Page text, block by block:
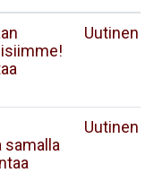
Uutinen
samalla
Uutinen